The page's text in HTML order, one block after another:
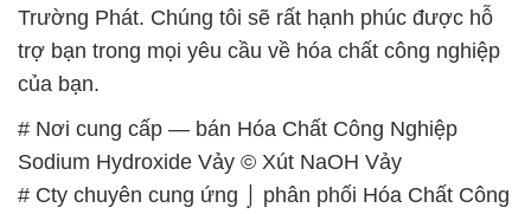
Trường Phát. Chúng tôi sẽ rất hạnh phúc được hỗ
trợ bạn trong mọi yêu cầu về hóa chất công nghiệp
của bạn.
# Nơi cung cấp — bán Hóa Chất Công Nghiệp
Sodium Hydroxide Vảy © Xút NaOH Vảy
# Cty chuyên cung ứng ⌡ phân phối Hóa Chất Công